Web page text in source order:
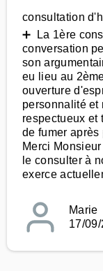
consultation
➕ La 1ère
conversation
son
eu lieu au
ouverture
personnalité et
respectueux et
de fumer après
Merci
le consulter à
exerce
Marie
17/